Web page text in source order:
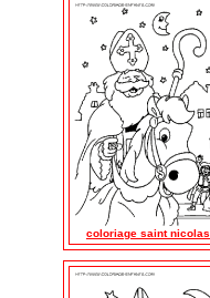
coloriage saint nicolas